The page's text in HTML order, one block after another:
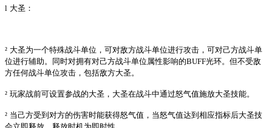
l 大圣：
² 大圣为一个特殊战斗单位，可对敌方战斗单位进行攻击，可对己方战斗单
位进行辅助。同时对拥有对己方战斗单位属性影响的BUFF光环。但不受敌
方任何战斗单位攻击，包括敌方大圣。
² 玩家战前可设置参战的大圣，大圣在战斗中通过怒气值施放大圣技能。
² 当己方受到对方的伤害时能获得怒气值，当怒气值达到相应指标后大圣技